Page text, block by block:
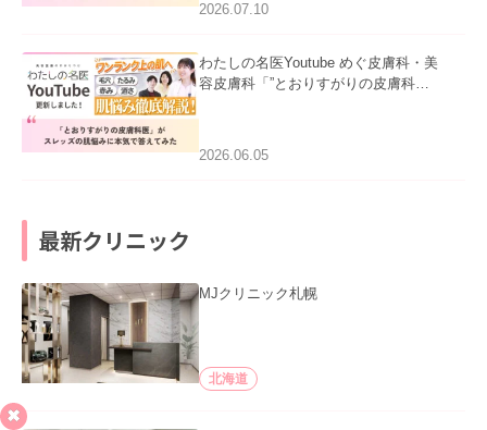
2026.07.10
わたしの名医Youtube めぐ皮膚科・美
容皮膚科「”とおりすがりの皮膚科
2026.06.05
最新クリニック
MJクリニック札幌
北海道